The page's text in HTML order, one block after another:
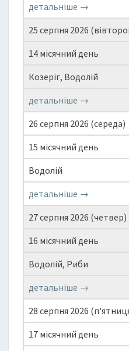
детальніше →
25 серпня 2026
14 місячний день
Козеріг, Водолій
детальніше →
26 серпня 2026 (середа)
15 місячний день
Водолій
детальніше →
27 серпня 2026 (четвер)
16 місячний день
Водолій, Риби
детальніше →
28 серпня 2026
17 місячний день